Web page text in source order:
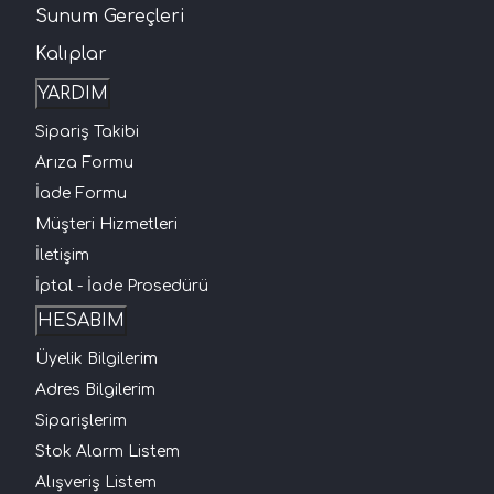
Sunum Gereçleri
Kalıplar
YARDIM
Sipariş Takibi
Arıza Formu
İade Formu
Müşteri Hizmetleri
İletişim
İptal - İade Prosedürü
HESABIM
Üyelik Bilgilerim
Adres Bilgilerim
Siparişlerim
Stok Alarm Listem
Alışveriş Listem